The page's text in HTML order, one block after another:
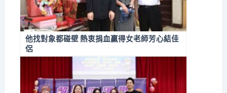
他找對象都碰壁 熱衷捐血贏得女老師芳心結佳
侶